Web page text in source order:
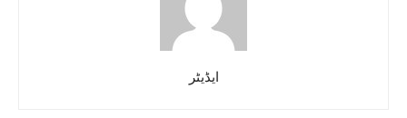
ایڈیٹر